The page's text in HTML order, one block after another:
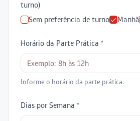
turno)
Sem preferência de turno
Manhã
Horário da Parte Prática *
Informe o horário da parte prática.
Dias por Semana *